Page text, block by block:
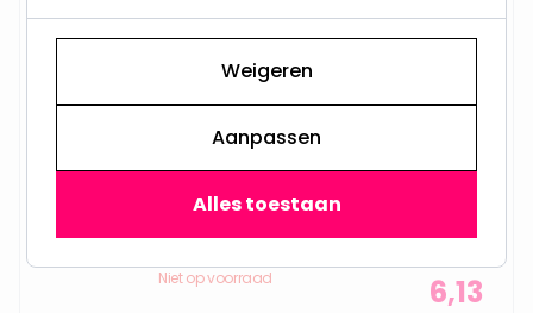
- E27 - 7W - Extra Warm Wit -
2700K - Filament - Helder
Schemersensor (Ingebouwd)
Niet dimbaar en 230Volt
Standaard Bolletje
E27 - Dikke Fitting
Niet op voorraad 6,13
Weigeren
Aanpassen
Alles toestaan